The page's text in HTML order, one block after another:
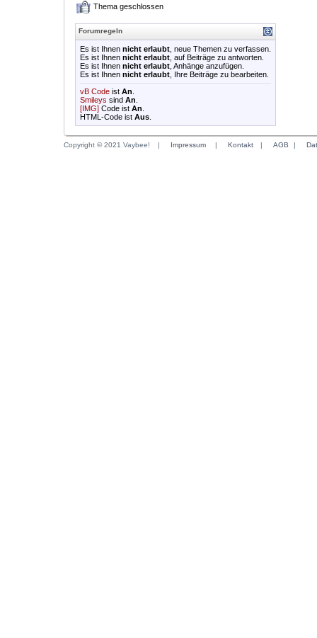
Thema geschlossen
Forumregeln
Es ist Ihnen nicht erlaubt , neue Themen zu verfassen.
Es ist Ihnen nicht erlaubt , auf Beiträge zu antworten.
Es ist Ihnen nicht erlaubt , Anhänge anzufügen.
Es ist Ihnen nicht erlaubt , Ihre Beiträge zu bearbeiten.
vB Code ist An
Smileys sind An
[IMG] Code ist An
HTML-Code ist Aus
Copyright © 2021 Vaybee! | Impressum | Kontakt | AGB |